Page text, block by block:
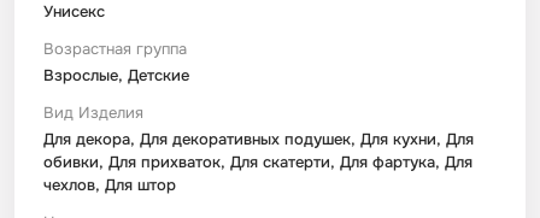
Унисекс
Возрастная группа
Взрослые, Детские
Вид Изделия
Для декора, Для декоративных подушек, Для кухни, Для
обивки, Для прихваток, Для скатерти, Для фартука, Для
чехлов, Для штор